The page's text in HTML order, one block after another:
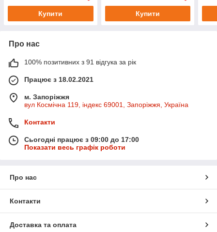
Купити Купити
Про нас
100% позитивних з 91 відгука за рік
Працює з 18.02.2021
м. Запоріжжя
вул Космічна 119, індекс 69001, Запоріжжя, Україна
Контакти
Сьогодні працює з 09:00 до 17:00
Показати весь графік роботи
Про нас
Контакти
Доставка та оплата